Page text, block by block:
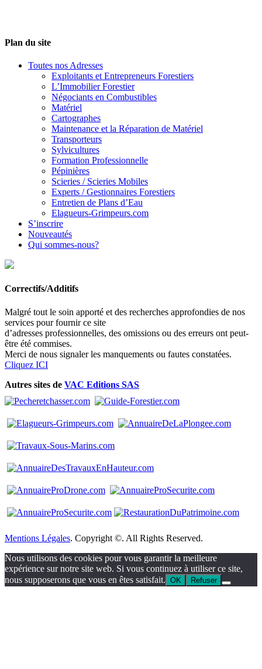
Plan du site
Toutes nos Adresses
Exploitants et Entrepreneurs Forestiers
L’Immobilier Forestier
Négociants en Combustibles
Matériel
Cartographes
Maintenance et la Réparation de Matériel
Transporteurs
Sylvicultures
Formation Professionnelle
Pépinières
Scieries / Scieries Mobiles
Experts / Gestionnaires Forestiers
Entretien de Plans d’Eau
Elagueurs-Grimpeurs.com
S’inscrire
Nouveautés
Qui sommes-nous?
Correctifs/Additifs
Malgré tout le soin apporté et des recherches approfondies de nos
services pour fournir ce site
d’adresses professionnelles, des omissions ou des erreurs ont peut-
être été commises.
Merci de nous signaler les manquements ou fautes constatées.
Cliquez ICI
Autres sites de VAC Editions SAS
Mentions Légales. Copyright ©. All Rights Reserved.
Nous utilisons des cookies pour vous garantir la meilleure
expérience sur notre site web. Si vous continuez à utiliser ce site,
nous supposerons que vous en êtes satisfait. OK Refuser